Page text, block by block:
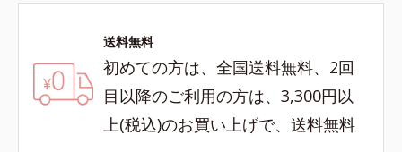
送料無料
初めての方は、全国送料無料、2回
目以降のご利用の方は、3,300円以
上(税込)のお買い上げで、送料無料